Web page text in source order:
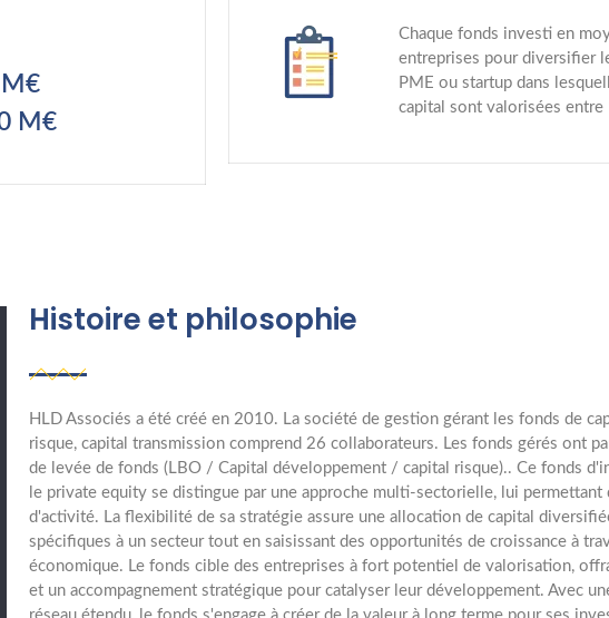
M€
Chaque fonds investi en
entreprises pour diversifier
PME ou startup dans
capital sont valorisées
Histoire et philosophie
HLD Associés a été créé en 2010. La société de gestion gérant les fonds de
risque, capital transmission comprend 26 collaborateurs. Les fonds gérés ont
de levée de fonds (LBO / Capital développement / capital risque).. Ce fonds
le private equity se distingue par une approche multi-sectorielle, lui permettant
d'activité. La flexibilité de sa stratégie assure une allocation de capital
spécifiques à un secteur tout en saisissant des opportunités de croissance à
économique. Le fonds cible des entreprises à fort potentiel de valorisation,
et un accompagnement stratégique pour catalyser leur développement. Avec